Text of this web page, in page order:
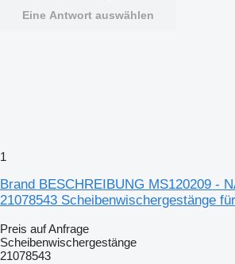
Eine Antwort auswählen
1
Brand BESCHREIBUNG MS120209 -
21078543 Scheibenwischergestänge
Preis auf Anfrage
Scheibenwischergestänge
21078543